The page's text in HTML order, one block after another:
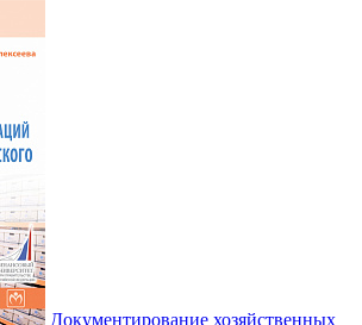
Документирование хозяйственных